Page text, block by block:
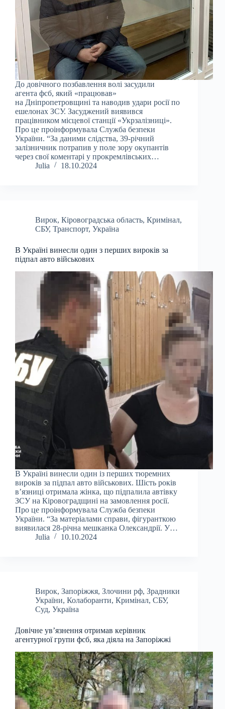
До довічного позбавлення волі засудили
агента фсб, який «працював»
на Дніпропетровщині та наводив удари росії по
ешелонах ЗСУ. Засуджений виявився
працівником місцевої станції «Укрзалізниці».
Про це проінформувала Служба безпеки
України. “За даними слідства, 39-річний
залізничник потрапив у поле зору окупантів
через свої коментарі у прокремлівських…
Julia
18.10.2024
Вирок, Кіровоградська область, Кримінал,
СБУ, Транспорт, Україна
В Україні винесли один з перших вироків за
підпал авто військових
В Україні винесли один із перших тюремних
вироків за підпал авто військових. Шість років
вʼязниці отримала жінка, що підпалила автівку
ЗСУ на Кіровоградщині на замовлення росії.
Про це проінформувала Служба безпеки
України. “За матеріалами справи, фігуранткою
виявилася 28-річна мешканка Олександрії. У…
Julia
10.10.2024
Вирок, Запоріжжя, Злочини рф, Зрадники
України, Колаборанти, Кримінал, СБУ,
Суд, Україна
Довічне ув’язнення отримав керівник
агентурної групи фсб, яка діяла на Запоріжжі